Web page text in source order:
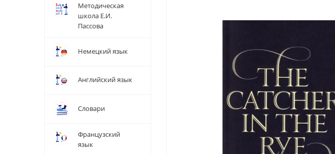
Методическая
школа Е.И.
Пассова
Немецкий язык
Английский язык
Словари
Французский
язык